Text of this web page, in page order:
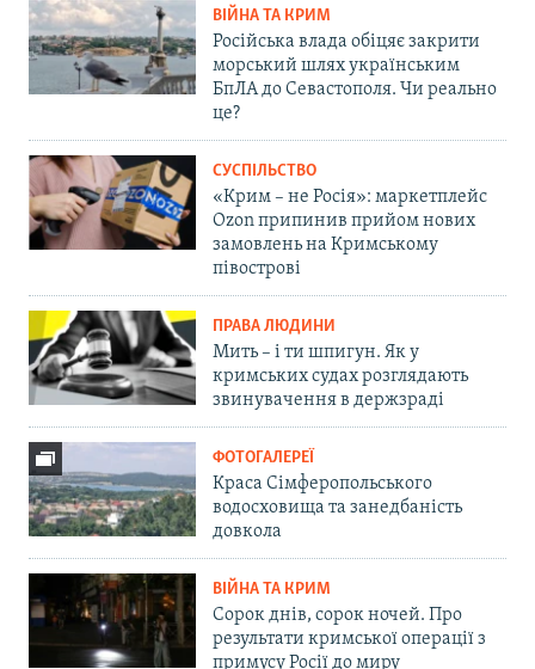
ВІЙНА ТА КРИМ
Російська влада обіцяє закрити
морський шлях українським
БпЛА до Севастополя. Чи реально
це?
СУСПІЛЬСТВО
«Крим – не Росія»: маркетплейс
Ozon припинив прийом нових
замовлень на Кримському
півострові
ПРАВА ЛЮДИНИ
Мить – і ти шпигун. Як у
кримських судах розглядають
звинувачення в держзраді
ФОТОГАЛЕРЕЇ
Краса Сімферопольського
водосховища та занедбаність
довкола
ВІЙНА ТА КРИМ
Сорок днів, сорок ночей. Про
результати кримської операції з
примусу Росії до миру